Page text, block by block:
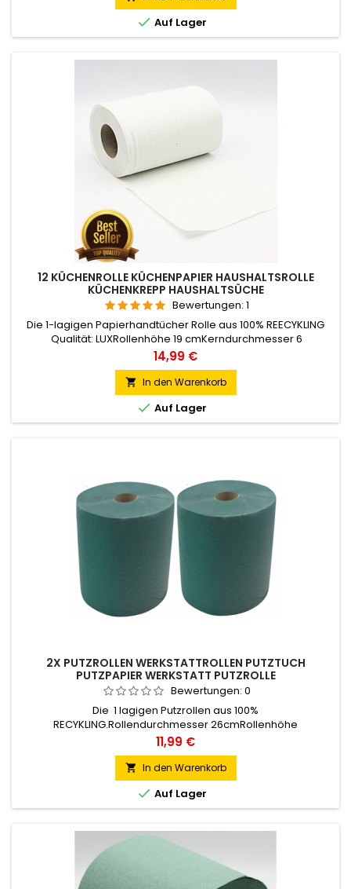
 Auf Lager
12 KÜCHENROLLE KÜCHENPAPIER HAUSHALTSROLLE
KÜCHENKREPP HAUSHALTSÜCHE
Bewertungen: 1
Die 1-lagigen Papierhandtücher Rolle aus 100% REECYKLING
Qualität: LUXRollenhöhe 19 cmKerndurchmesser 6
cmMaterial: RECYKLINGLagen:2-lagigFarbe: weißBlatt 22 x 19
cm, ca.230 Blatt/RollePerforation: JaSie erhalten 12 Rollen.
Preis
14,99 €
 In den Warenkorb
 Auf Lager
2X PUTZROLLEN WERKSTATTROLLEN PUTZTUCH
PUTZPAPIER WERKSTATT PUTZROLLE
Bewertungen: 0
Die 1 lagigen Putzrollen aus 100%
RECYKLING.Rollendurchmesser 26cmRollenhöhe
25cmKerndurchmesser 6 cmMaterial: RECYKLINGLagen:1-
lagigFarbe: grünBlatt 22 x 25 cm, ca. 1130
Blatt/RollePerforation: JaFlächengewicht 40g/m2Sie erhalten
2 Rollen.
Preis
11,99 €
 In den Warenkorb
 Auf Lager